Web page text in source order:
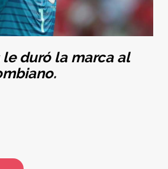
le duró la marca al